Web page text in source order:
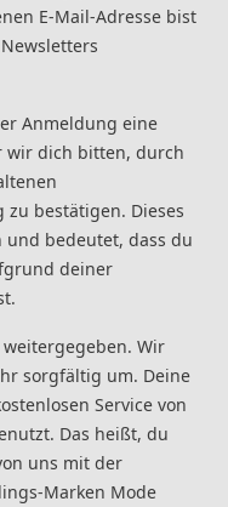
E-Mail-Adresse bist
Anmeldung eine
wir dich bitten, durch
bestätigen. Dieses
bedeutet, dass du
deiner
Wir
sorgfältig um. Deine
Service von
Das heißt, du
uns mit der
Marken Mode